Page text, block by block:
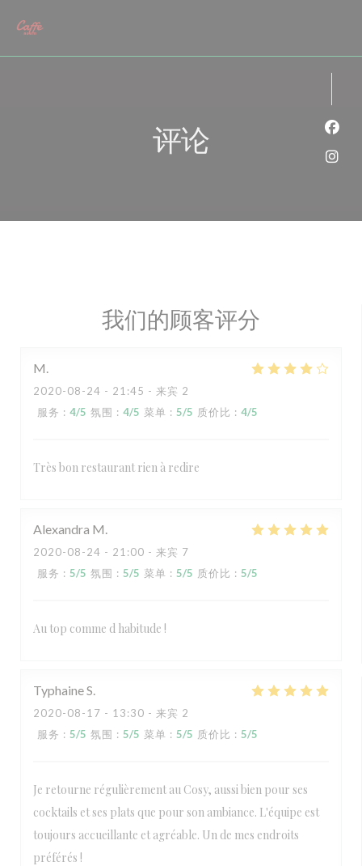
评论
我们的顾客评分
M
2020-08-24 - 21:45 - 来宾 2
服务 : 4/5 氛围 : 4/5 菜单 : 5/5 质价比 : 4/5
Très bon restaurant rien à redire
Alexandra M
2020-08-24 - 21:00 - 来宾 7
服务 : 5/5 氛围 : 5/5 菜单 : 5/5 质价比 : 5/5
Au top comme d habitude !
TyphaineS
2020-08-17 - 13:30 - 来宾 2
服务 : 5/5 氛围 : 5/5 菜单 : 5/5 质价比 : 5/5
Je retourne régulièrement au Cosy, aussi bien pour ses
cocktails et ses plats que pour son ambiance. L'équipe est
toujours accueillante et agréable. Un de mes endroits
préférés !